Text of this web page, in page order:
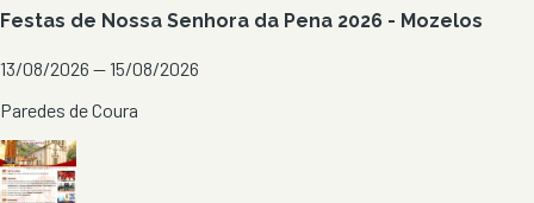
Festas de Nossa Senhora da Pena 2026 - Mozelos
13/08/2026 — 15/08/2026
Paredes de Coura